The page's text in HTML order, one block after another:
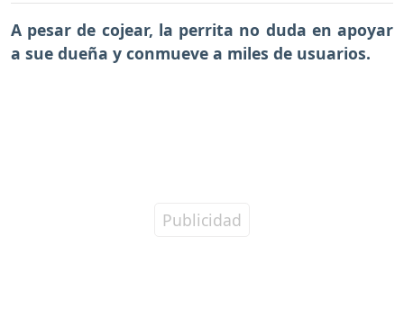
A pesar de cojear, la perrita no duda en apoyar
a sue dueña y conmueve a miles de usuarios.